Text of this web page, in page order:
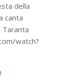
della
canta
Taranta
watch?